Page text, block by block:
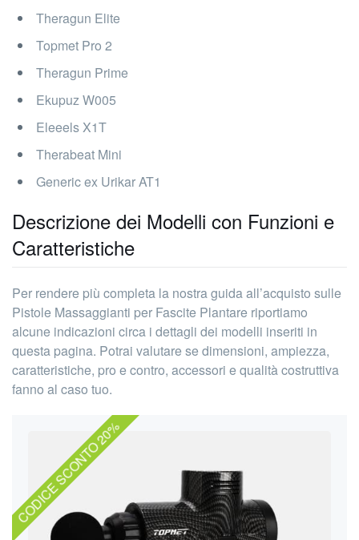
Theragun Elite
Topmet Pro 2
Theragun Prime
Ekupuz ‎W005
Eleeels X1T
Therabeat Mini
Generic ex Urikar AT1
Descrizione dei Modelli con Funzioni e
Caratteristiche
Per rendere più completa la nostra guida all’acquisto sulle
Pistole Massaggianti per Fascite Plantare riportiamo
alcune indicazioni circa i dettagli dei modelli inseriti in
questa pagina. Potrai valutare se dimensioni, ampiezza,
caratteristiche, pro e contro, accessori e qualità costruttiva
fanno al caso tuo.